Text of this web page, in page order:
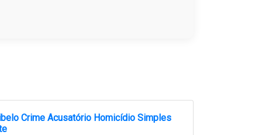
Crime Acusatório Homicídio Simples